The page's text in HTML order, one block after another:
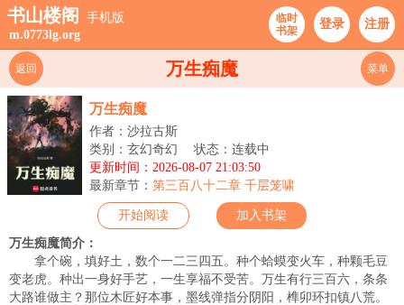
书山楼阁
手机版
m.0773lg.org
临时
书架
登录 注册
万生痴魔
返回 菜单
万生痴魔
作者：沙拉古斯
类别：玄幻奇幻
状态：连载中
更新时间：2026-08-07 21:03:50
最新章节： 第三百八十二章 千层笼啸
开始阅读 加入书架
万生痴魔简介：
拿个碗，填好土，数个一二三四五。种个蛤蟆变火车，种颗毛豆
变老虎。种出一身好手艺，一生享福不受苦。万生有行三百六，条条
大路谁做主？那位木匠好本事，墨线弹指分阴阳，榫卯环扣镇八荒。